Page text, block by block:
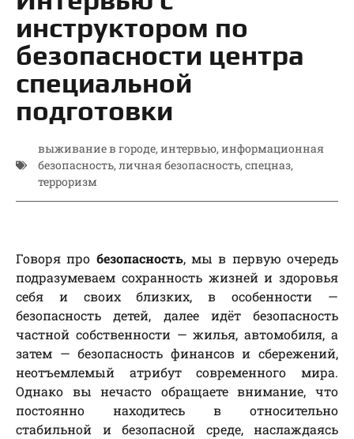
инструктором по
безопасности центра
специальной
подготовки
выживание в городе, интервью, информационная
безопасность, личная безопасность, спецназ,
терроризм
Говоря про безопасность, мы в первую очередь
подразумеваем сохранность жизней и здоровья
себя и своих близких, в особенности —
безопасность детей, далее идёт безопасность
частной собственности — жилья, автомобиля, а
затем — безопасность финансов и сбережений,
неотъемлемый атрибут современного мира.
Однако вы нечасто обращаете внимание, что
постоянно находитесь в относительно
стабильной и безопасной среде, наслаждаясь